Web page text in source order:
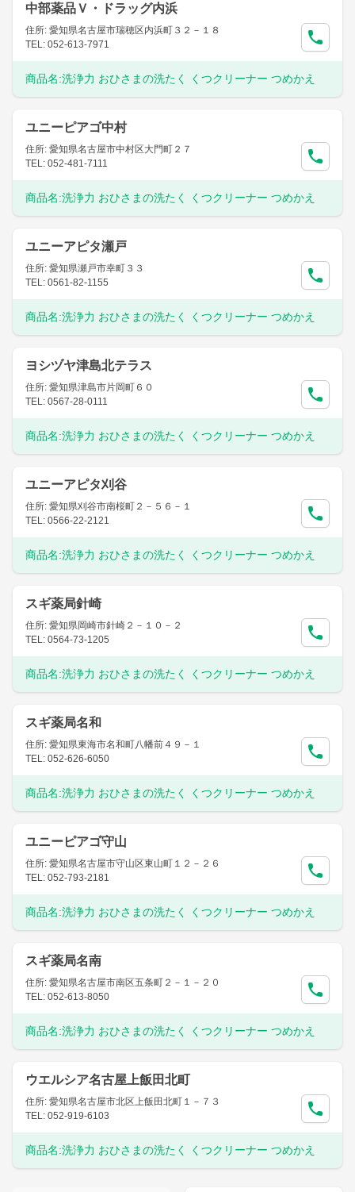
中部薬品Ｖ・ドラッグ内浜
住所: 愛知県名古屋市瑞穂区内浜町３２－１８
TEL: 052-613-7971
商品名:洗浄力 おひさまの洗たく くつクリーナー つめかえ
ユニーピアゴ中村
住所: 愛知県名古屋市中村区大門町２７
TEL: 052-481-7111
商品名:洗浄力 おひさまの洗たく くつクリーナー つめかえ
ユニーアピタ瀬戸
住所: 愛知県瀬戸市幸町３３
TEL: 0561-82-1155
商品名:洗浄力 おひさまの洗たく くつクリーナー つめかえ
ヨシヅヤ津島北テラス
住所: 愛知県津島市片岡町６０
TEL: 0567-28-0111
商品名:洗浄力 おひさまの洗たく くつクリーナー つめかえ
ユニーアピタ刈谷
住所: 愛知県刈谷市南桜町２－５６－１
TEL: 0566-22-2121
商品名:洗浄力 おひさまの洗たく くつクリーナー つめかえ
スギ薬局針崎
住所: 愛知県岡崎市針崎２－１０－２
TEL: 0564-73-1205
商品名:洗浄力 おひさまの洗たく くつクリーナー つめかえ
スギ薬局名和
住所: 愛知県東海市名和町八幡前４９－１
TEL: 052-626-6050
商品名:洗浄力 おひさまの洗たく くつクリーナー つめかえ
ユニーピアゴ守山
住所: 愛知県名古屋市守山区東山町１２－２６
TEL: 052-793-2181
商品名:洗浄力 おひさまの洗たく くつクリーナー つめかえ
スギ薬局名南
住所: 愛知県名古屋市南区五条町２－１－２０
TEL: 052-613-8050
商品名:洗浄力 おひさまの洗たく くつクリーナー つめかえ
ウエルシア名古屋上飯田北町
住所: 愛知県名古屋市北区上飯田北町１－７３
TEL: 052-919-6103
商品名:洗浄力 おひさまの洗たく くつクリーナー つめかえ